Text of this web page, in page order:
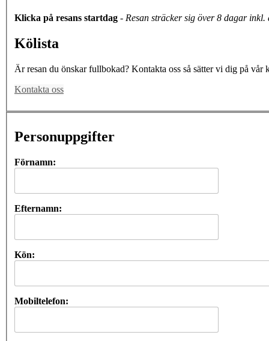
Klicka på resans startdag - Resan sträcker sig över 8 dagar inkl.
Kölista
Är resan du önskar fullbokad? Kontakta oss så sätter vi dig på vår
Kontakta oss
Personuppgifter
Förnamn:
Efternamn:
Kön:
Mobiltelefon: